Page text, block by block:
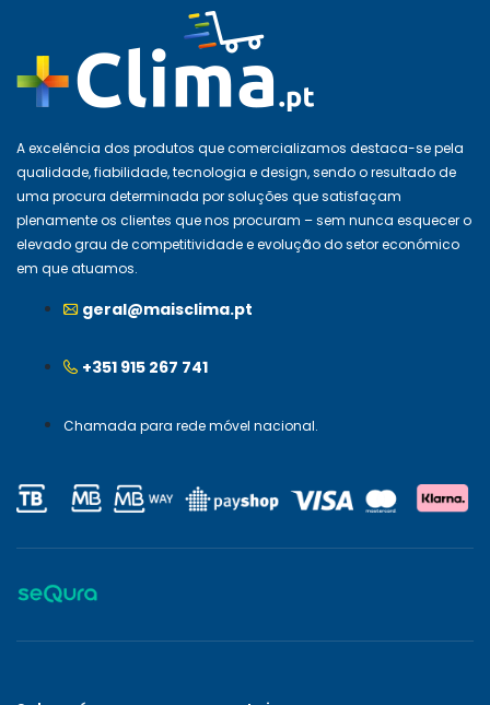
A excelência dos produtos que comercializamos destaca-se pela
qualidade, fiabilidade, tecnologia e design, sendo o resultado de
uma procura determinada por soluções que satisfaçam
plenamente os clientes que nos procuram – sem nunca esquecer o
elevado grau de competitividade e evolução do setor económico
em que atuamos.
geral@maisclima.pt
+351 915 267 741
Chamada para rede móvel nacional.